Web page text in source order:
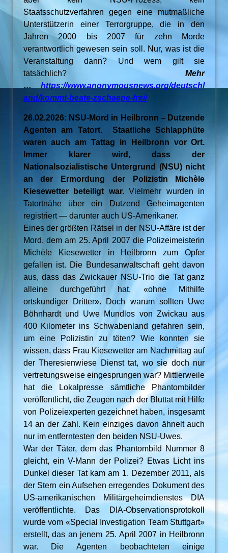
Staatsschutzverfahren gegen eine mutmaßliche
Unterstützerin einer Terrorgruppe, die in den
Jahren 2000 bis 2007 für zehn Morde
verantwortlich gewesen sein soll. Nur, was ist die
Veranstaltung dann? Und wem gilt sie
tatsächlich?Mehr
…https://www.anonymousnews.org/deutschl
and/kommt-beate-zschaepe-frei/
26.02.2026: NSU-Mord in Heilbronn – Dutzende
Agenten am Tatort. Staatliche Schlapphüte
waren auch am Tattag in Heilbronn vor Ort.
Immer klarer wird, dass der
Nationalsozialistische Untergrund (NSU) nicht
an der Ermordung der Polizistin Michèle
Kiesewetter beteiligt war.Vielmehr wurden in
Tatortnähe über ein Dutzend Geheimagenten
registriert — darunter auch US-Amerikaner.
Eines der größten Rätsel in der NSU-Affäre ist der
Mord, dem am 25. April 2007 die Polizeimeisterin
Michèle Kiesewetter in Heilbronn zum Opfer
gefallen ist. Die Bundesanwaltschaft geht davon
aus, dass das Zwickauer NSU-Trio die Tat ganz
alleine durchgeführt hat, «ohne Mithilfe
ortskundiger Dritter». Doch warum sollten Uwe
Böhnhardt und Uwe Mundlos von Zwickau aus
400 Kilometer ins Schwabenland gefahren sein,
um eine Polizistin zu töten? Wie konnten sie
wissen, dass Frau Kiesewetter am Nachmittag auf
der Theresienwiese Dienst tat, wo sie doch nur
vertretungsweise eingesprungen war? Mittlerweile
hat die Lokalpresse sämtliche Phantombilder
veröffentlicht, die Zeugen nach der Bluttat mit Hilfe
von Polizeiexperten gezeichnet haben, insgesamt
14 an der Zahl. Kein einziges davon ähnelt auch
nur im entferntesten den beiden NSU-Uwes.
War der Täter, dem das Phantombild Nummer 8
gleicht, ein V-Mann der Polizei? Etwas Licht ins
Dunkel dieser Tat kam am 1. Dezember 2011, als
der Stern ein Aufsehen erregendes Dokument des
US-amerikanischen Militärgeheimdienstes DIA
veröffentlichte. Das DIA-Observationsprotokoll
wurde vom «Special Investigation Team Stuttgart»
erstellt, das an jenem 25. April 2007 in Heilbronn
war. Die Agenten beobachteten einige